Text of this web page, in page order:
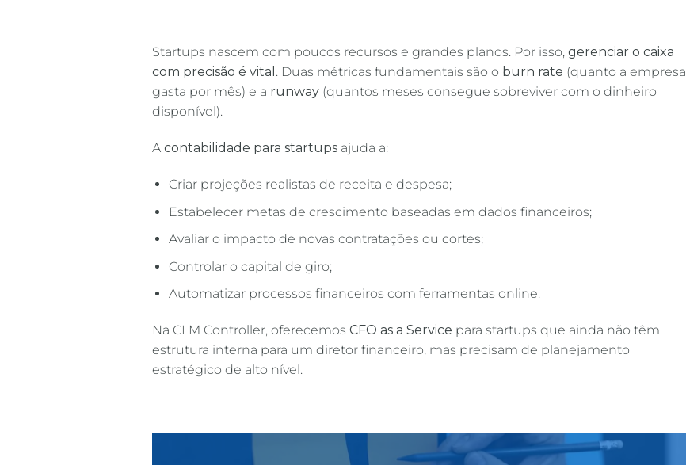
Startups nascem com poucos recursos e grandes planos. Por isso, gerenciar o caixa
com precisão é vital . Duas métricas fundamentais são o burn rate (quanto a empresa
gasta por mês) e a runway (quantos meses consegue sobreviver com o dinheiro
disponível).
A contabilidade para startups ajuda a:
Criar projeções realistas de receita e despesa;
Estabelecer metas de crescimento baseadas em dados financeiros;
Avaliar o impacto de novas contratações ou cortes;
Controlar o capital de giro;
Automatizar processos financeiros com ferramentas online.
Na CLM Controller, oferecemos CFO as a Service para startups que ainda não têm
estrutura interna para um diretor financeiro, mas precisam de planejamento
estratégico de alto nível.